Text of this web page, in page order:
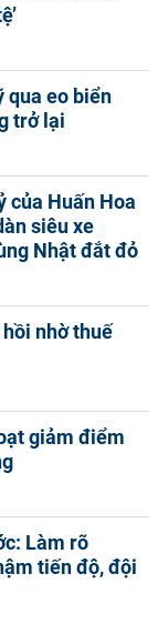
qua eo biển
trở lại
của Huấn Hoa
siêu xe
Nhật đắt đỏ
nhờ thuế
giảm điểm
Làm rõ
tiến độ, đội